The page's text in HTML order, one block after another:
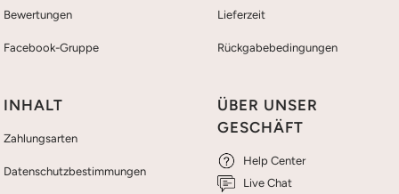
Bewertungen
Facebook-Gruppe
Lieferzeit
Rückgabebedingungen
INHALT
Zahlungsarten
Datenschutzbestimmungen
ÜBER UNSER
GESCHÄFT
Help Center
Live Chat